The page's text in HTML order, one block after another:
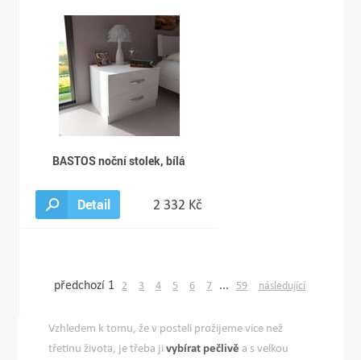
BASTOS noční stolek, bílá
Detail 2 332 Kč
předchozí 1 2 3 4 5 6 7 ... 59 následující
Vzhledem k tomu, že v posteli prožijeme více než
třetinu života, je třeba jivybírat pečlivě a s velkou